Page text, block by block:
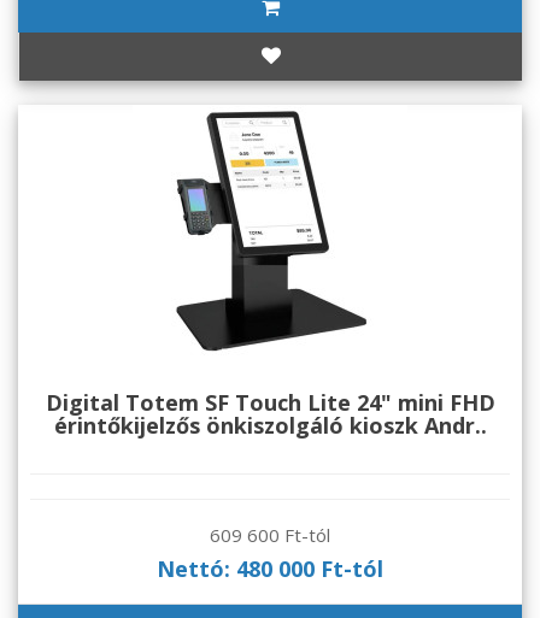
Digital Totem SF Touch Lite 24" mini FHD
érintőkijelzős önkiszolgáló kioszk Andr..
609 600 Ft-tól
Nettó: 480 000 Ft-tól